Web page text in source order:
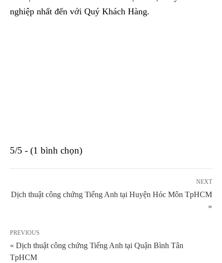
nghiệp nhất đến với Quý Khách Hàng.
5/5 - (1 bình chọn)
NEXT
Dịch thuật công chứng Tiếng Anh tại Huyện Hóc Môn TpHCM
»
PREVIOUS
« Dịch thuật công chứng Tiếng Anh tại Quận Bình Tân
TpHCM